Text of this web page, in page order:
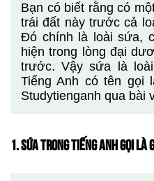
Bạn có biết rằng có
trái đất này trước cả
Đó chính là loài sứa,
hiện trong lòng đại
trước. Vậy sứa là
Tiếng Anh có tên gọi
Studytienganh qua bài
1. SỨA TRONG TIẾNG ANH GỌI LÀ